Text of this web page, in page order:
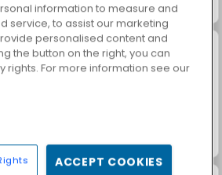
Grand Mahjong Connect
Heroes of Myths
information to measure and
service, to assist our marketing
personalised content and
the button on the right, you can
rights. For more information see our
ACCEPT COOKIES